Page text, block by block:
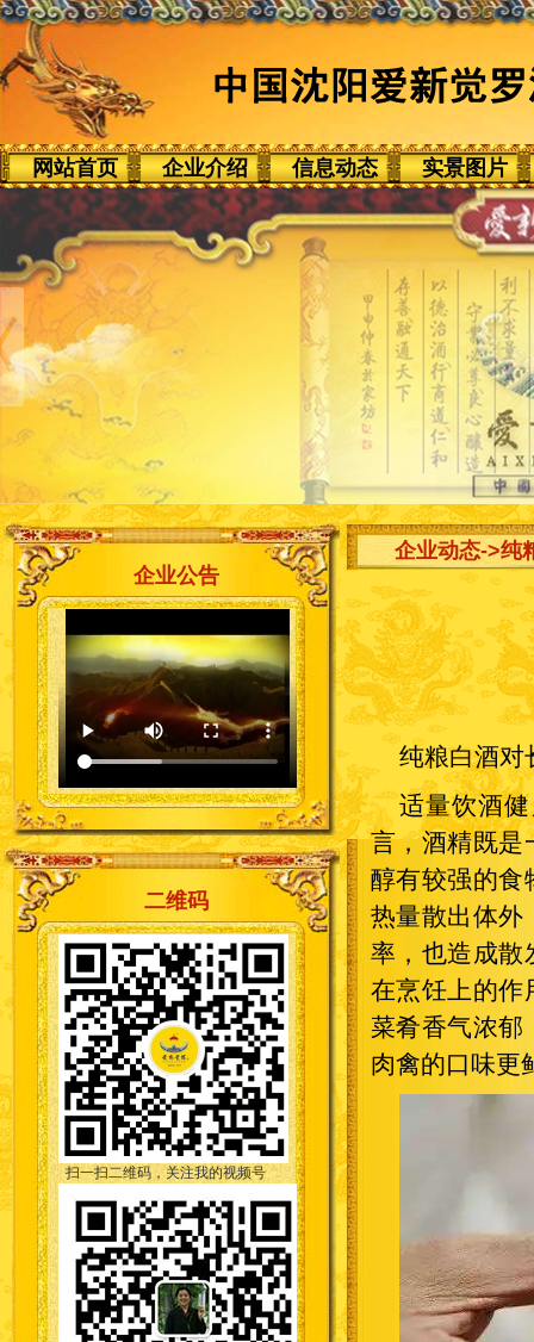
网站首页 企业介绍 信息动态 实景图片
企业公告
二维码
扫一扫二维码，关注我的视频号
企业动态->纯
纯粮白酒对
适量饮酒
言，酒精既是
醇有较强的食
热量散出体外
率，也造成散
在烹饪上的作
菜肴香气浓郁
肉禽的口味更